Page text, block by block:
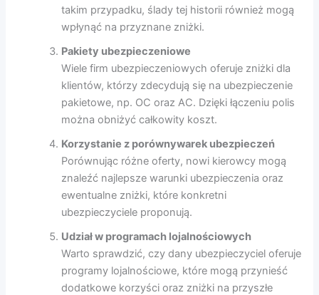
takim przypadku, ślady tej historii również mogą
wpłynąć na przyznane zniżki.
Pakiety ubezpieczeniowe
Wiele firm ubezpieczeniowych oferuje zniżki dla
klientów, którzy zdecydują się na ubezpieczenie
pakietowe, np. OC oraz AC. Dzięki łączeniu polis
można obniżyć całkowity koszt.
Korzystanie z porównywarek ubezpieczeń
Porównując różne oferty, nowi kierowcy mogą
znaleźć najlepsze warunki ubezpieczenia oraz
ewentualne zniżki, które konkretni
ubezpieczyciele proponują.
Udział w programach lojalnościowych
Warto sprawdzić, czy dany ubezpieczyciel oferuje
programy lojalnościowe, które mogą przynieść
dodatkowe korzyści oraz zniżki na przyszłe